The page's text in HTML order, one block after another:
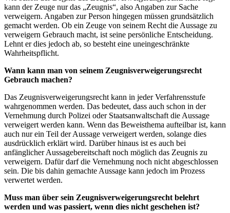
kann der Zeuge nur das „Zeugnis“, also Angaben zur Sache
verweigern. Angaben zur Person hingegen müssen grundsätzlich
gemacht werden. Ob ein Zeuge von seinem Recht die Aussage zu
verweigern Gebrauch macht, ist seine persönliche Entscheidung.
Lehnt er dies jedoch ab, so besteht eine uneingeschränkte
Wahrheitspflicht.
Wann kann man von seinem Zeugnisverweigerungsrecht
Gebrauch machen?
Das Zeugnisverweigerungsrecht kann in jeder Verfahrensstufe
wahrgenommen werden. Das bedeutet, dass auch schon in der
Vernehmung durch Polizei oder Staatsanwaltschaft die Aussage
verweigert werden kann. Wenn das Beweisthema aufteilbar ist, kann
auch nur ein Teil der Aussage verweigert werden, solange dies
ausdrücklich erklärt wird. Darüber hinaus ist es auch bei
anfänglicher Aussagebereitschaft noch möglich das Zeugnis zu
verweigern. Dafür darf die Vernehmung noch nicht abgeschlossen
sein. Die bis dahin gemachte Aussage kann jedoch im Prozess
verwertet werden.
Muss man über sein Zeugnisverweigerungsrecht belehrt
werden und was passiert, wenn dies nicht geschehen ist?